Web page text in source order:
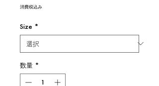
消費税込み
Size *
数量 *